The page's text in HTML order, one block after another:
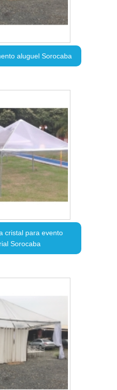
aluguel Sorocaba
cristal para evento
Sorocaba